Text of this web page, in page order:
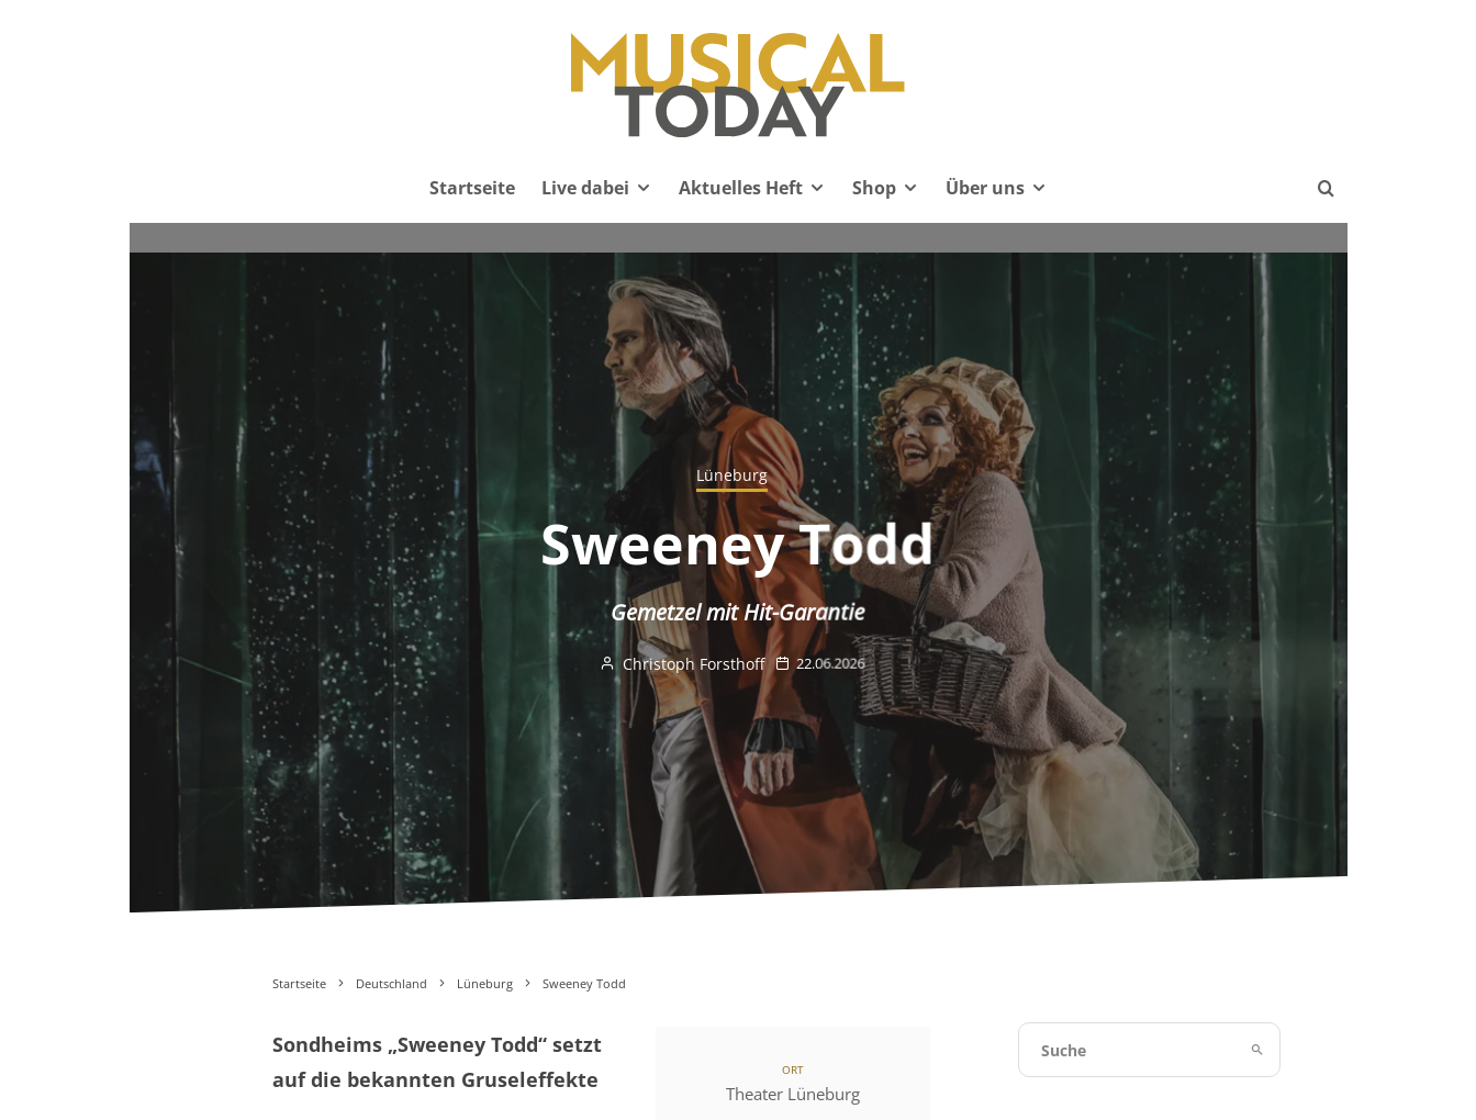
Startseite Live dabei Aktuelles Heft Shop Über uns
Lüneburg
Sweeney Todd
Gemetzel mit Hit-Garantie
Christoph Forsthoff 22.06.2026
Startseite Deutschland Lüneburg Sweeney Todd
ORT
Theater Lüneburg
Sondheims „Sweeney Todd“ setzt
auf die bekannten Gruseleffekte